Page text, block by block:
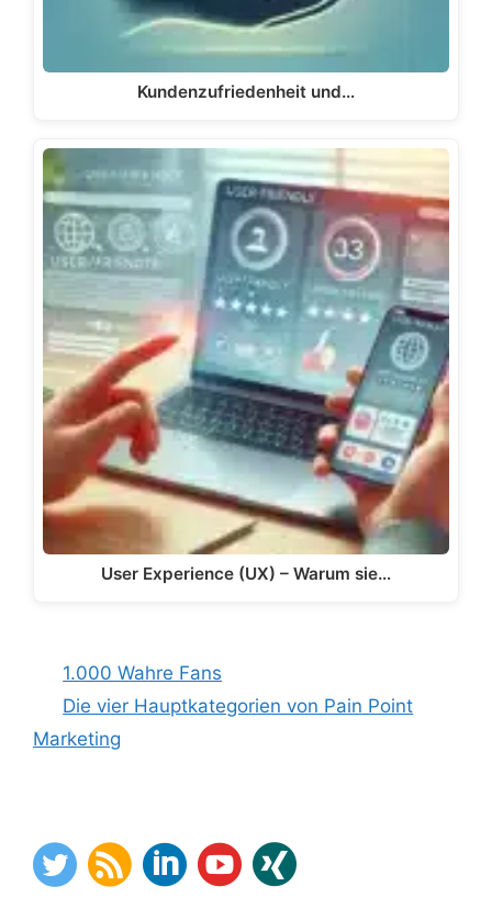
Kundenzufriedenheit und…
User Experience (UX) – Warum sie…
1.000 Wahre Fans
Die vier Hauptkategorien von Pain Point
Marketing